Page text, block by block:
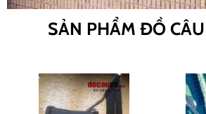
SẢN PHẨM ĐỒ